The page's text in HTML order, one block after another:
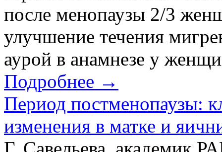
после менопаузы 2/3
улучшение течения
аурой в анамнезе у
Подробнее →
Период постменопаузы:
изменения в матке и